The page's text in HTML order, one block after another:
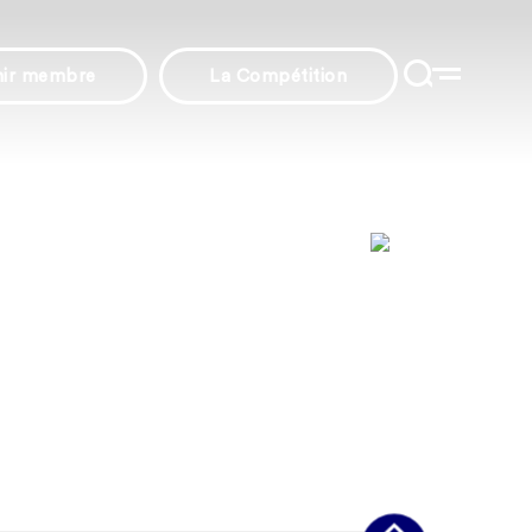
membre La Compétition